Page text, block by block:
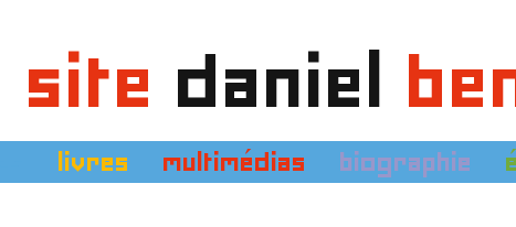
site daniel
livres multimédias biographie